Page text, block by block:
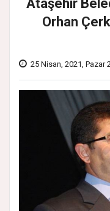
Ataşehir
Orhan
25 Nisan, 2021, Pazar